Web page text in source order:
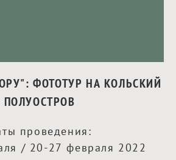
ФОТОТУР НА КОЛЬСКИЙ
ПОЛУОСТРОВ
проведения:
/ 20-27 февраля 2022